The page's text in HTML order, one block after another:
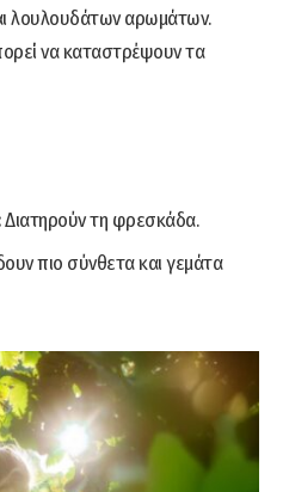
λουλουδάτων αρωμάτων.
να καταστρέψουν τα
Διατηρούν τη φρεσκάδα.
πιο σύνθετα και γεμάτα